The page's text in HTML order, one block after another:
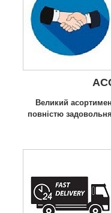
Великий
повністю